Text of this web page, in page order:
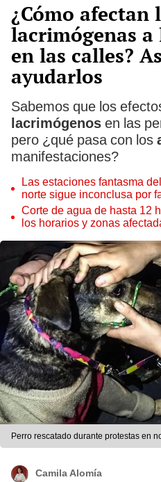
¿Cómo afectan
lacrimógenas a
en las calles?
ayudarlos
Sabemos que los
lacrimógenos en las
pero ¿qué pasa con los
manifestaciones?
Las estaciones fantasma
norte sigue inconclusa por
estancada
Corte de agua de hasta 12
los horarios y zonas
Perro rescatado durante protestas en
Camila Alomía